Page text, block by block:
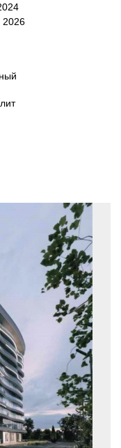
2026
(ПСК Дом